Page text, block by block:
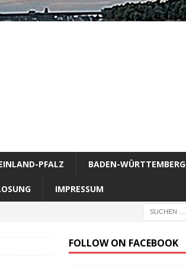
PFALZ BADEN-WÜRTTEMBERG
IMPRESSUM
FOLLOW ON FACEBOOK